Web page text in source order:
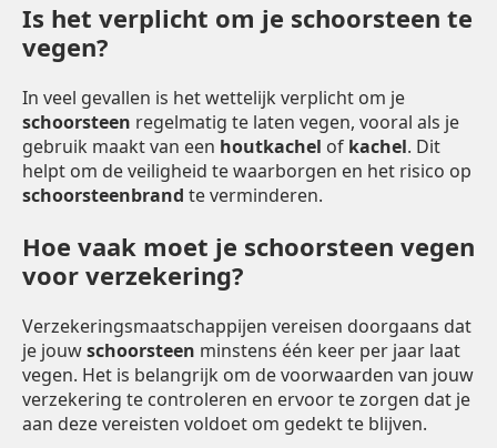
Is het verplicht om je schoorsteen te
vegen?
In veel gevallen is het wettelijk verplicht om je
schoorsteen regelmatig te laten vegen, vooral als je
gebruik maakt van een houtkachel of kachel. Dit
helpt om de veiligheid te waarborgen en het risico op
schoorsteenbrand te verminderen.
Hoe vaak moet je schoorsteen vegen
voor verzekering?
Verzekeringsmaatschappijen vereisen doorgaans dat
je jouwschoorsteen minstens één keer per jaar laat
vegen. Het is belangrijk om de voorwaarden van jouw
verzekering te controleren en ervoor te zorgen dat je
aan deze vereisten voldoet om gedekt te blijven.